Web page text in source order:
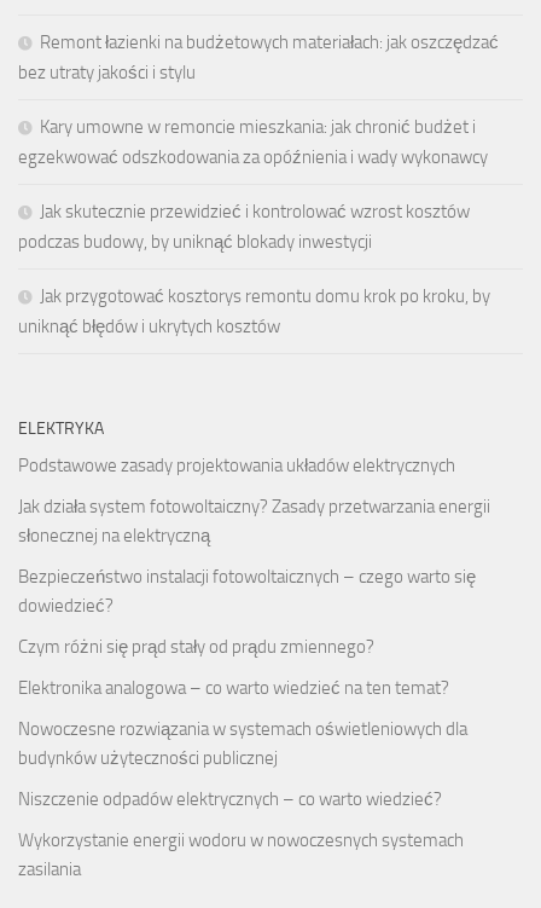
Remont łazienki na budżetowych materiałach: jak oszczędzać
bez utraty jakości i stylu
Kary umowne w remoncie mieszkania: jak chronić budżet i
egzekwować odszkodowania za opóźnienia i wady wykonawcy
Jak skutecznie przewidzieć i kontrolować wzrost kosztów
podczas budowy, by uniknąć blokady inwestycji
Jak przygotować kosztorys remontu domu krok po kroku, by
uniknąć błędów i ukrytych kosztów
ELEKTRYKA
Podstawowe zasady projektowania układów elektrycznych
Jak działa system fotowoltaiczny? Zasady przetwarzania energii
słonecznej na elektryczną
Bezpieczeństwo instalacji fotowoltaicznych – czego warto się
dowiedzieć?
Czym różni się prąd stały od prądu zmiennego?
Elektronika analogowa – co warto wiedzieć na ten temat?
Nowoczesne rozwiązania w systemach oświetleniowych dla
budynków użyteczności publicznej
Niszczenie odpadów elektrycznych – co warto wiedzieć?
Wykorzystanie energii wodoru w nowoczesnych systemach
zasilania